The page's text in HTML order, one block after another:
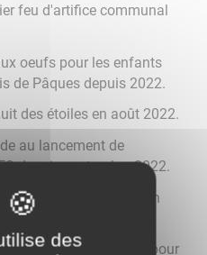
feu d'artifice communal
oeufs pour les enfants
de Pâques depuis 2022.
des étoiles en août 2022.
au lancement de
depuis septembre 2022.
pour les fêtes de fin
2022.
du Citystade pour
des